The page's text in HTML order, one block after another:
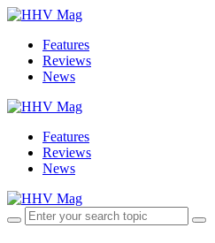
Features
Reviews
News
Features
Reviews
News